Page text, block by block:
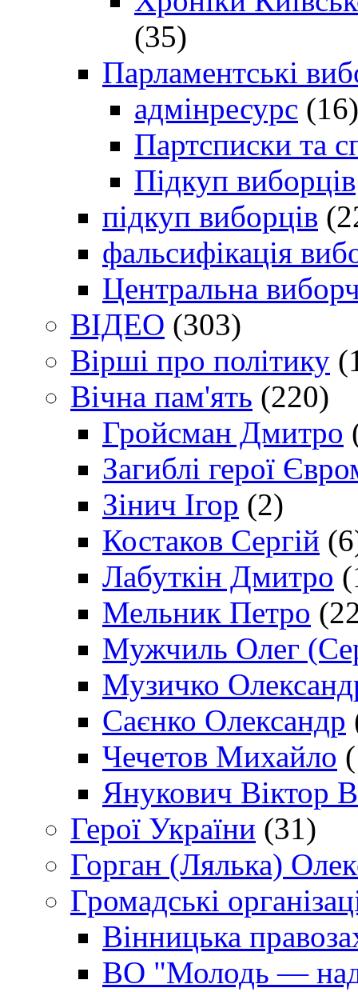
(35)
Парламентські
адмінресурс (16)
Партсписки та
Підкуп виборців
підкуп виборців
фальсифікація
Центральна
ВІДЕО (303)
Вірші про політику
Вічна пам'ять (220)
Гройсман Дмитро
Загиблі герої
Зінич Ігор (2)
Костаков Сергій
Лабуткін Дмитро
Мельник Петро
Мужчиль Олег
Музичко
Саєнко Олександр
Чечетов Михайло
Янукович Віктор
Герої України (31)
Горган (Лялька)
Громадські
Вінницька
ВО "Молодь —